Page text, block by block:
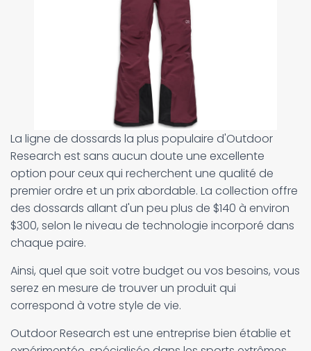
La ligne de dossards la plus populaire d'Outdoor
Research est sans aucun doute une excellente
option pour ceux qui recherchent une qualité de
premier ordre et un prix abordable. La collection offre
des dossards allant d'un peu plus de $140 à environ
$300, selon le niveau de technologie incorporé dans
chaque paire.
Ainsi, quel que soit votre budget ou vos besoins, vous
serez en mesure de trouver un produit qui
correspond à votre style de vie.
Outdoor Research est une entreprise bien établie et